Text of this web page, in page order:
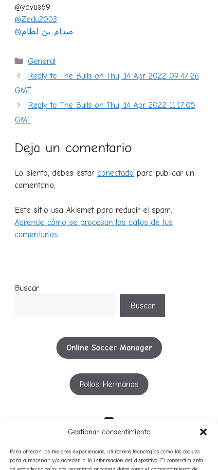
Gestionar consentimiento
Para ofrecer las mejores experiencias, utilizamos tecnologías como las cookies
para almacenar y/o acceder a la información del dispositivo. El consentimiento
@yayus69
@Zedu2003
@صدام-بن-لطام
Categorías
General
Reply to The Bulls on Thu, 14 Apr 2022 09:47:26
GMT
Reply to The Bulls on Thu, 14 Apr 2022 11:17:05
GMT
Deja un comentario
Lo siento, debes estar conectado para publicar un
comentario.
Este sitio usa Akismet para reducir el spam.
Aprende cómo se procesan los datos de tus
comentarios.
Buscar
Buscar
Online Soccer Manager
Pollos Hermanos
YouTube
49º 50º 51º 52º 53º 54º 55º 56º 57º 58º